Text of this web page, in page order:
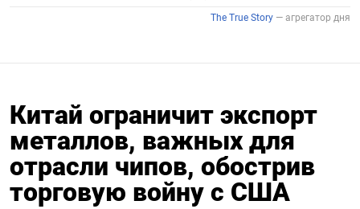
Китай ограничит экспорт
металлов, важных для
отрасли чипов, обострив
торговую войну с США